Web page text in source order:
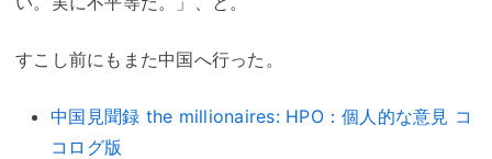
すこし前にもまた中国へ行った。
中国見聞録 the millionaires: HPO：個人的な意見 コ
コログ版